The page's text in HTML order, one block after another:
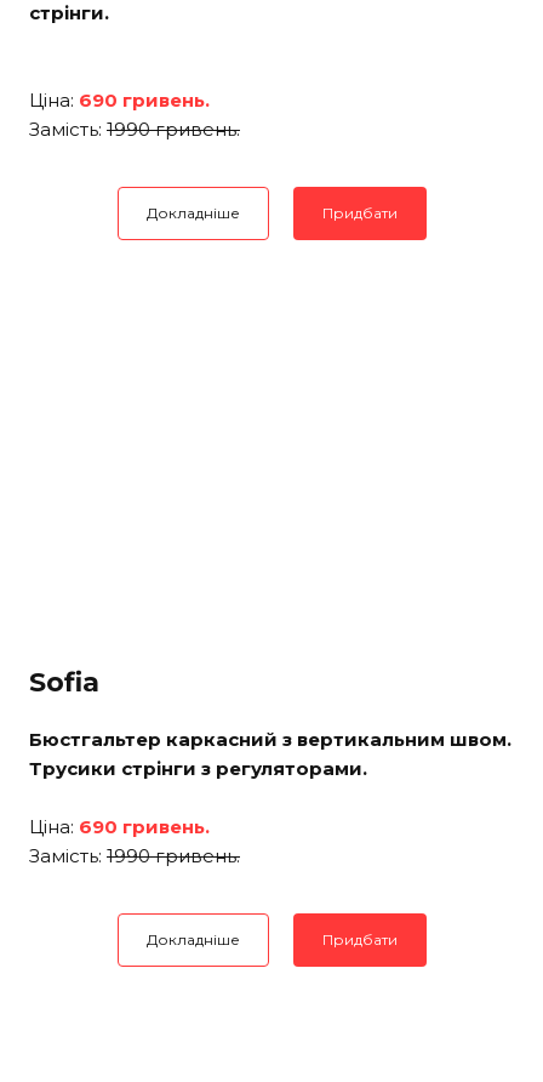
стрінги.
Ціна: 690 гривень.
Замість: 1990 гривень.
Докладніше Придбати
Sofia
Бюстгальтер каркасний з вертикальним швом.
Трусики стрінги з регуляторами.
Ціна: 690 гривень.
Замість: 1990 гривень.
Докладніше Придбати